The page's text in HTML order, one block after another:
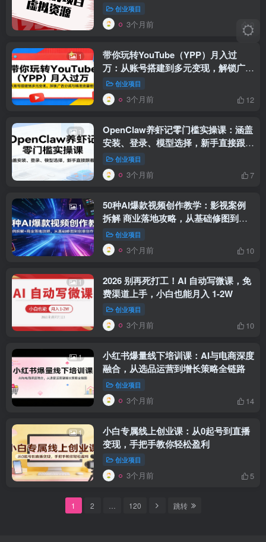
创业项目
3个月前 9
1
带你玩转YouTube（YPP）月入过
万：从账号搭建到多元变现，解锁广告
分成与精准流量密码
创业项目
3个月前 12
1
OpenClaw养虾记零门槛实操课：涵盖
安装、登录、模型选择，新手直接跟着
练（更新）
创业项目
3个月前 7
1
50种AI爆款视频创作教学：影视案例
拆解 商业落地攻略，从基础修图到创
意创作全掌握
创业项目
3个月前 10
1
2026 别再死打工！AI 自动写微课，免
费渠道上手，小白也能月入 1-2W
创业项目
3个月前 10
1
小红书爆量线下培训课：AI与电商深度
融合，从选品运营到增长策略全链路
创业项目
3个月前 14
1
小白专属线上创业课：从0起号到直播
变现，手把手教你轻松盈利
创业项目
3个月前 5
1 2 … 120 跳转